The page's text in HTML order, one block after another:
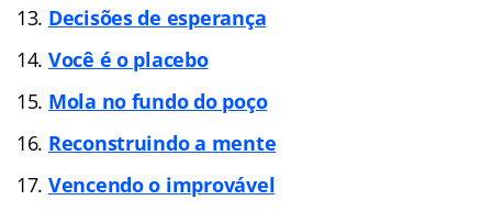
Decisões de esperança
Você é o placebo
Mola no fundo do poço
Reconstruindo a mente
Vencendo o improvável